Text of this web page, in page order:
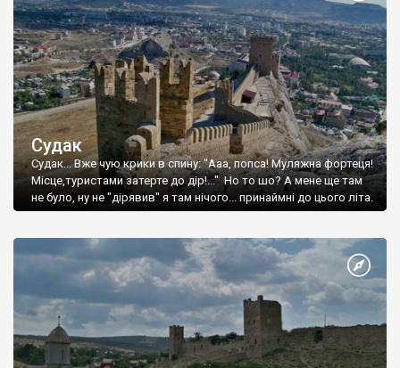
Судак
Судак... Вже чую крики в спину: "Ааа, попса! Муляжна фортеця!
Місце,туристами затерте до дір!..." Но то шо? А мене ще там
не було, ну не "дірявив" я там нічого... принаймні до цього літа.